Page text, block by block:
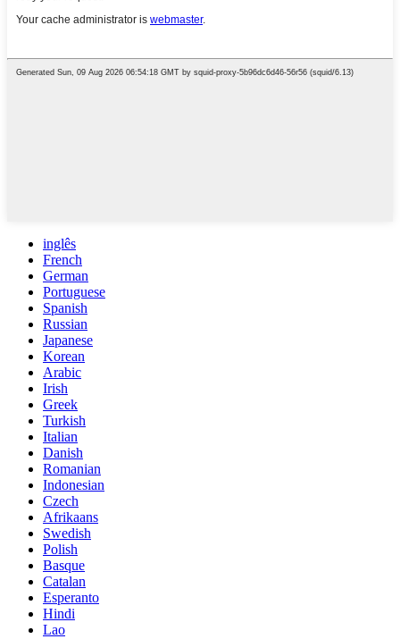
inglês
French
German
Portuguese
Spanish
Russian
Japanese
Korean
Arabic
Irish
Greek
Turkish
Italian
Danish
Romanian
Indonesian
Czech
Afrikaans
Swedish
Polish
Basque
Catalan
Esperanto
Hindi
Lao